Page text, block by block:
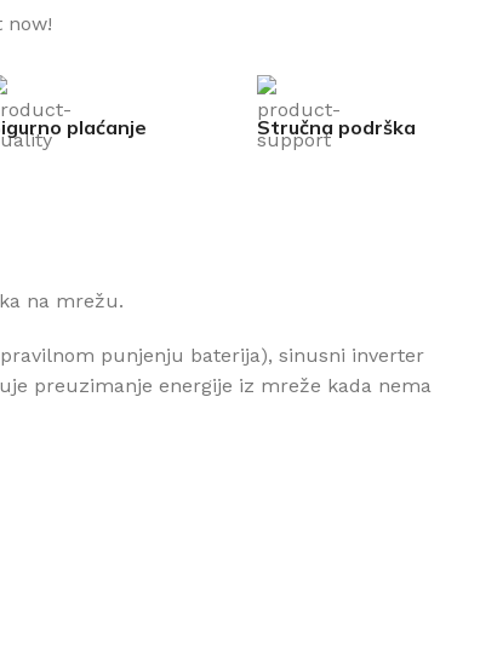
now!
plaćanje Stručna podrška
na mrežu.
punjenju baterija), sinusni inverter
preuzimanje energije iz mreže kada nema